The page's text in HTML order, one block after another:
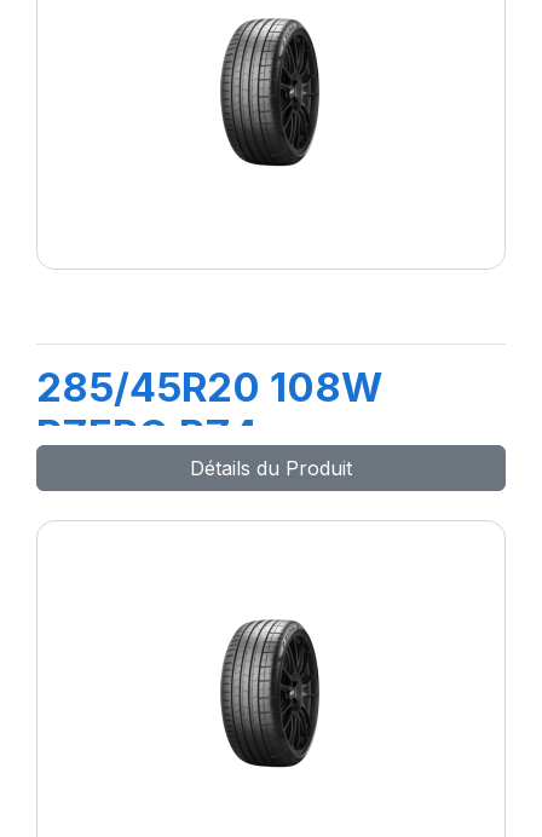
285/45R20 108W
PZERO PZ4
Détails du Produit